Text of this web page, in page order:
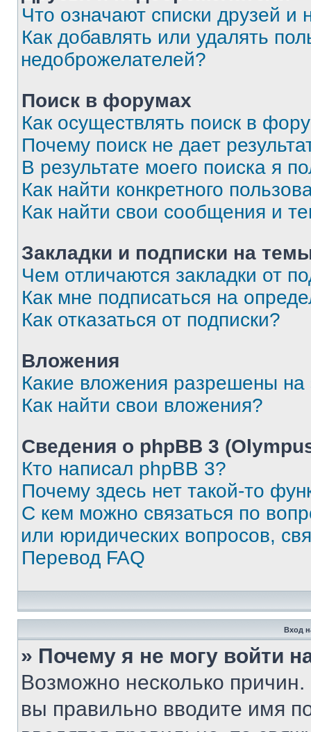
Что означают списки друзей и
Как добавлять или удалять
недоброжелателей?
Поиск в форумах
Как осуществлять поиск в
Почему поиск не дает
В результате моего поиска я
Как найти конкретного
Как найти свои сообщения и
Закладки и подписки на
Чем отличаются закладки от
Как мне подписаться на
Как отказаться от подписки?
Вложения
Какие вложения разрешены
Как найти свои вложения?
Сведения о phpBB 3
Кто написал phpBB 3?
Почему здесь нет такой-то
С кем можно связаться по
или юридических вопросов,
Перевод FAQ
Вход
» Почему я не могу войти
Возможно несколько
вы правильно вводите имя